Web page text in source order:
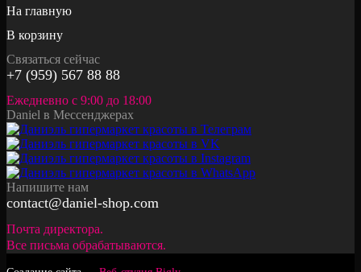
На главную
В корзину
Связаться сейчас
+7 (959) 567 88 88
Ежедневно с 9:00 до 18:00
Daniel в Мессенджерах
Напишите нам
contact@daniel-shop.com
Почта директора.
Все письма обрабатываются.